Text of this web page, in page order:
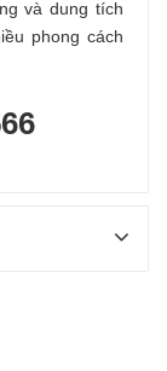
và dung tích
phong cách